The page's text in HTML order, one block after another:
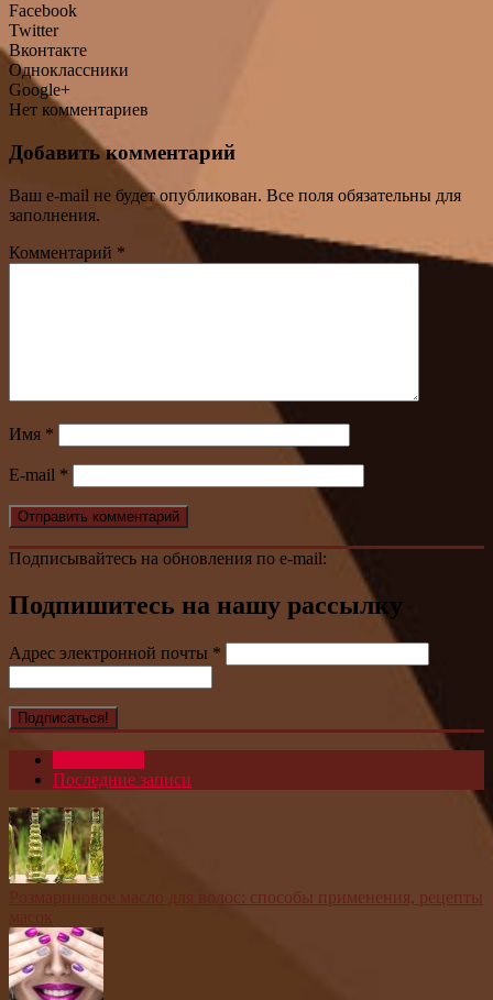
Facebook
Twitter
Вконтакте
Одноклассники
Google+
Нет комментариев
Добавить комментарий
Ваш e-mail не будет опубликован. Все поля обязательны для
заполнения.
Комментарий *
Имя *
E-mail *
Подписывайтесь на обновления по e-mail:
Подпишитесь на нашу рассылку
Адрес электронной почты *
Последние записи
Розмариновое масло для волос: способы применения, рецепты
масок